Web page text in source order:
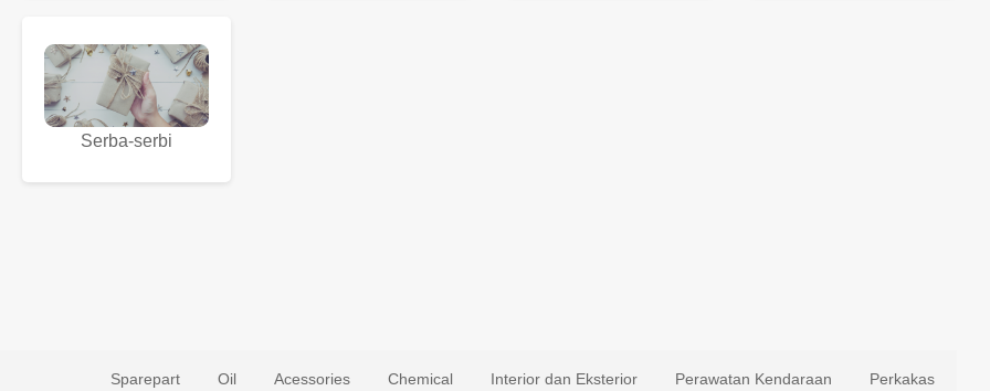
Serba-serbi
Sparepart Oil Acessories Chemical Interior dan Eksterior Perawatan Kendaraan Perkakas